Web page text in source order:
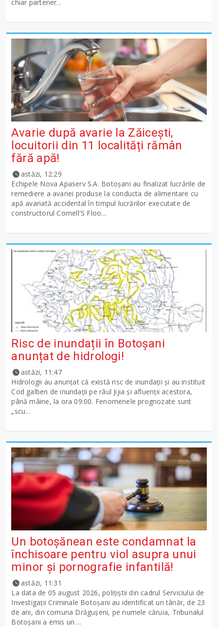
chiar partener...
Avarie după avarie la Zăicești,
locuitorii din 11 localități rămân
fără apă!
astăzi, 12:29
Echipele Nova Apaserv S.A. Botoșani au finalizat lucrările de
remediere a avariei produse la conducta de alimentare cu
apă avariată accidental în timpul lucrărilor executate de
constructorul Cornell'S Floo...
Risc de inundații în Botoșani
anunțat de hidrologi!
astăzi, 11:47
Hidrologii au anunțat că există risc de inundații și au instituit
Cod galben de inundații pe râul Jijia și afluenții acestora,
până mâine, la ora 09:00. Fenomenele prognozate sunt
„scu...
Un botoșănean este condamnat la
închisoare pentru viol asupra unui
minor și pornografie infantilă!
astăzi, 11:31
La data de 05 august 2026, polițiștii din cadrul Serviciului de
Investigații Criminale Botoșani au identificat un tânăr, de 23
de ani, din comuna Drăgușeni, pe numele căruia, Tribunalul
Botoșani a emis un ...